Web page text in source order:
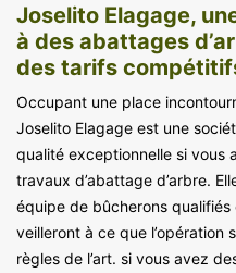
Joselito Elagage,
à des abattages
des tarifs
Occupant une place
Joselito Elagage est une
qualité exceptionnelle si vous
travaux d’abattage d’arbre.
équipe de bûcherons
veilleront à ce que l’opération
règles de l’art. si vous avez